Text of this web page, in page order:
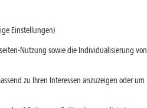
Upload: 50 Mbit/s
Einstellungen)
Nutzung sowie die Individualisierung von
zu Ihren Interessen anzuzeigen oder um